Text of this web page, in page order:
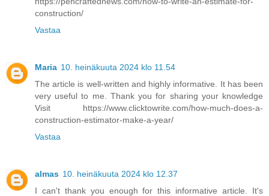
construction/
Vastaa
Maria 10. heinäkuuta 2024 klo 11.54
The article is well-written and highly informative. It has been
very useful to me. Thank you for sharing your knowledge
Visit https://www.clicktowrite.com/how-much-does-a-
construction-estimator-make-a-year/
Vastaa
almas 10. heinäkuuta 2024 klo 12.37
I can't thank you enough for this informative article. It's